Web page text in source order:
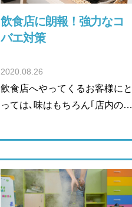
飲食店に朗報！強力なコ
バエ対策
2020.08.26
飲食店へやってくるお客様にと
っては､味はもちろん｢店内の…